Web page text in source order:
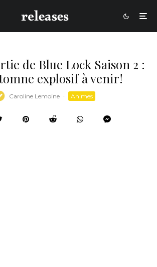
de Blue Lock Saison 2 :
explosif à venir!
Caroline Lemoine · Animes